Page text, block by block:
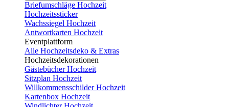
Briefumschläge Hochzeit
Hochzeitssticker
Wachssiegel Hochzeit
Antwortkarten Hochzeit
Eventplattform
Alle Hochzeitsdeko & Extras
Hochzeitsdekorationen
Gästebücher Hochzeit
Sitzplan Hochzeit
Willkommensschilder Hochzeit
Kartenbox Hochzeit